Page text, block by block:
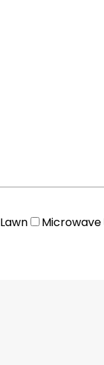
Lawn Microwave